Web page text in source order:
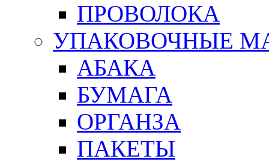
ПРОВОЛОКА
УПАКОВОЧНЫЕ
АБАКА
БУМАГА
ОРГАНЗА
ПАКЕТЫ